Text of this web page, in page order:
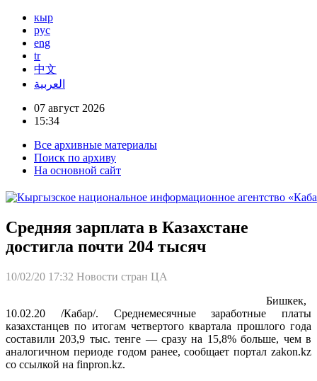
кыр
рус
eng
tr
中文
العربية
07 август 2026
15:34
Все архивные материалы
Поиск по архиву
На основной сайт
Средняя зарплата в Казахстане
достигла почти 204 тысяч
10/02/20 17:32 Новости стран ЦА
Бишкек,
10.02.20 /Кабар/. Среднемесячные заработные платы
казахстанцев по итогам четвертого квартала прошлого года
составили 203,9 тыс. тенге — сразу на 15,8% больше, чем в
аналогичном периоде годом ранее, сообщает портал zakon.kz
со ссылкой на finpron.kz.